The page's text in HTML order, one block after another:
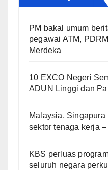
PM bakal umum
pegawai ATM,
Merdeka
10 EXCO Negeri
ADUN Linggi dan
Malaysia,
sektor tenaga kerja
KBS perluas
seluruh negara